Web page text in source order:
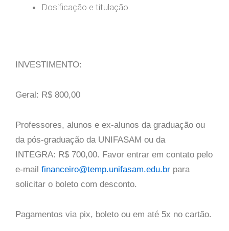
Dosificação e titulação.
INVESTIMENTO:
Geral: R$ 800,00
Professores, alunos e ex-alunos da graduação ou
da pós-graduação da UNIFASAM ou da
INTEGRA: R$ 700,00. Favor entrar em contato pelo
e-mail financeiro@temp.unifasam.edu.br para
solicitar o boleto com desconto.
Pagamentos via pix, boleto ou em até 5x no cartão.